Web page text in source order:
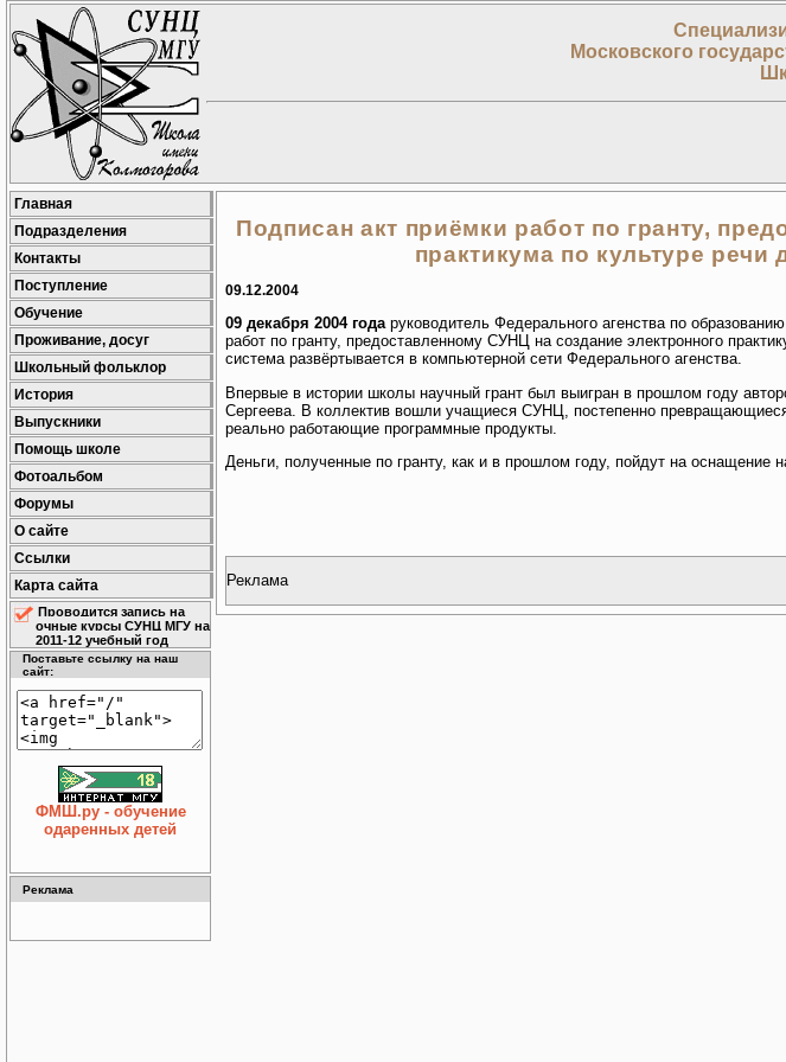
Московского
Главная
Подразделения
Контакты
Поступление
Обучение
Проживание, досуг
Школьный фольклор
История
Выпускники
Помощь школе
Фотоальбом
Форумы
О сайте
Ссылки
Карта сайта
Проводится запись на
очные курсы СУНЦ МГУ на
2011-12 учебный год
Поставьте ссылку на наш
сайт:
ФМШ.ру - обучение
одаренных детей
Реклама
Подписан акт приёмки работ по гранту,
практикума по культуре
09.12.2004
09 декабря 2004 годаруководитель Федерального агенства по
работ по гранту, предоставленному СУНЦ на создание электронного
система развёртывается в компьютерной сети Федерального агенства.
Впервые в истории школы научный грант был выигран в прошлом году
Сергеева. В коллектив вошли учащиеся СУНЦ, постепенно
реально работающие программные продукты.
Деньги, полученные по гранту, как и в прошлом году, пойдут на оснащение
Реклама